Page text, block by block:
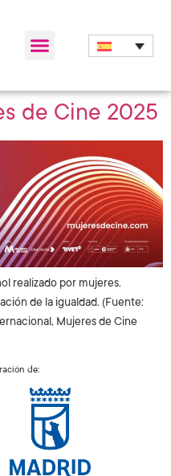
de Cine 2025
realizado por mujeres.
de la igualdad. (Fuente:
Mujeres de Cine
de: